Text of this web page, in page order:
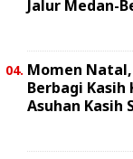
Jalur Medan-
Momen
Berbagi Kasih
Asuhan Kasih